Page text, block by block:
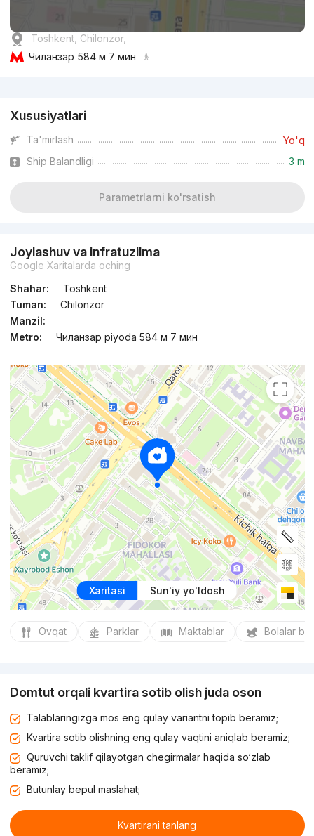
Toshkent, Chilonzor,
Чиланзар 584 м 7 мин
Xususiyatlari
Ta'mirlash Yo'q
Ship Balandligi 3 m
Parametrlarni ko'rsatish
Joylashuv va infratuzilma
Google Xaritalarda oching
Shahar:
Toshkent
Tuman:
Chilonzor
Manzil:
Metro:
Чиланзар piyoda 584 м 7 мин
Xaritasi Sun'iy yo'ldosh
Ovqat Parklar Maktablar Bolalar
Domtut orqali kvartira sotib olish juda oson
Talablaringizga mos eng qulay variantni topib beramiz;
Kvartira sotib olishning eng qulay vaqtini aniqlab beramiz;
Quruvchi taklif qilayotgan chegirmalar haqida so‘zlab
beramiz;
Butunlay bepul maslahat;
Kvartirani tanlang